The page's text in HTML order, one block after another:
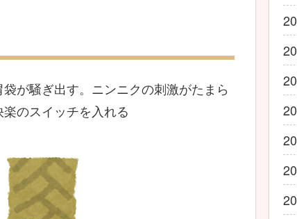
が騒ぎ出す。ニンニクの刺激がたまら
のスイッチを入れる